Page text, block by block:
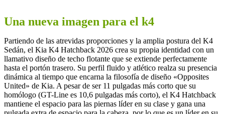
Una nueva imagen para el k4
Partiendo de las atrevidas proporciones y la amplia postura del K4
Sedán, el Kia K4 Hatchback 2026 crea su propia identidad con un
llamativo diseño de techo flotante que se extiende perfectamente
hasta el portón trasero. Su perfil fluido y atlético realza su presencia
dinámica al tiempo que encarna la filosofía de diseño «Opposites
United» de Kia. A pesar de ser 11 pulgadas más corto que su
homólogo (GT-Line es 10,6 pulgadas más corto), el K4 Hatchback
mantiene el espacio para las piernas líder en su clase y gana una